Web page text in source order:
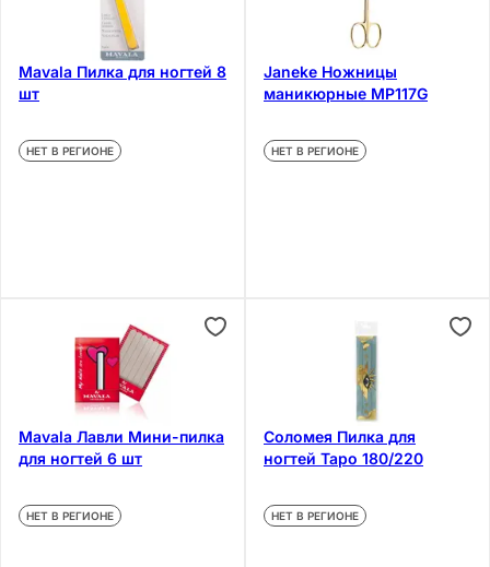
Mavala Пилка для ногтей 8
шт
НЕТ В РЕГИОНЕ
Janeke Ножницы
маникюрные MP117G
НЕТ В РЕГИОНЕ
Mavala Лавли Мини-пилка
для ногтей 6 шт
НЕТ В РЕГИОНЕ
Соломея Пилка для
ногтей Таро 180/220
НЕТ В РЕГИОНЕ